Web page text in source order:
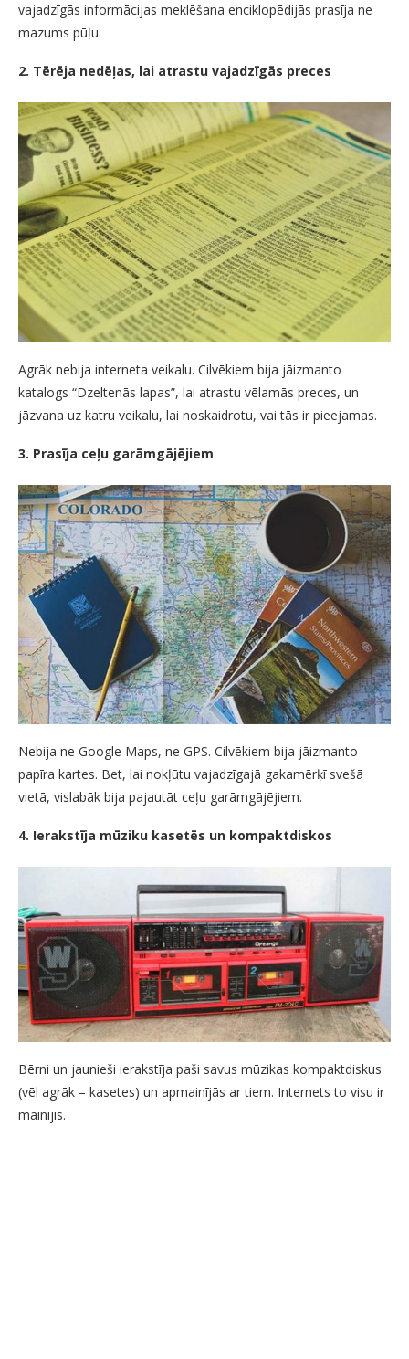
vajadzīgās informācijas meklēšana enciklopēdijās prasīja ne
mazums pūļu.
2. Tērēja nedēļas, lai atrastu vajadzīgās preces
Agrāk nebija interneta veikalu. Cilvēkiem bija jāizmanto
katalogs “Dzeltenās lapas”, lai atrastu vēlamās preces, un
jāzvana uz katru veikalu, lai noskaidrotu, vai tās ir pieejamas.
3. Prasīja ceļu garāmgājējiem
Nebija ne Google Maps, ne GPS. Cilvēkiem bija jāizmanto
papīra kartes. Bet, lai nokļūtu vajadzīgajā gakamērķī svešā
vietā, vislabāk bija pajautāt ceļu garāmgājējiem.
4. Ierakstīja mūziku kasetēs un kompaktdiskos
Bērni un jaunieši ierakstīja paši savus mūzikas kompaktdiskus
(vēl agrāk – kasetes) un apmainījās ar tiem. Internets to visu ir
mainījis.